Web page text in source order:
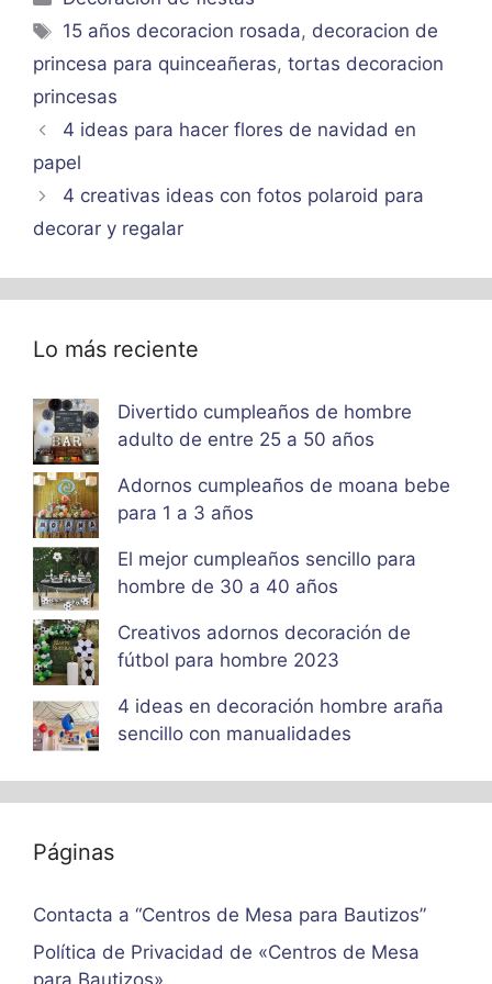
Etiquetas
15 años decoracion rosada, decoracion de
princesa para quinceañeras, tortas decoracion
princesas
4 ideas para hacer flores de navidad en
papel
4 creativas ideas con fotos polaroid para
decorar y regalar
Lo más reciente
Divertido cumpleaños de hombre
adulto de entre 25 a 50 años
Adornos cumpleaños de moana bebe
para 1 a 3 años
El mejor cumpleaños sencillo para
hombre de 30 a 40 años
Creativos adornos decoración de
fútbol para hombre 2023
4 ideas en decoración hombre araña
sencillo con manualidades
Páginas
Contacta a “Centros de Mesa para Bautizos”
Política de Privacidad de «Centros de Mesa
para Bautizos»